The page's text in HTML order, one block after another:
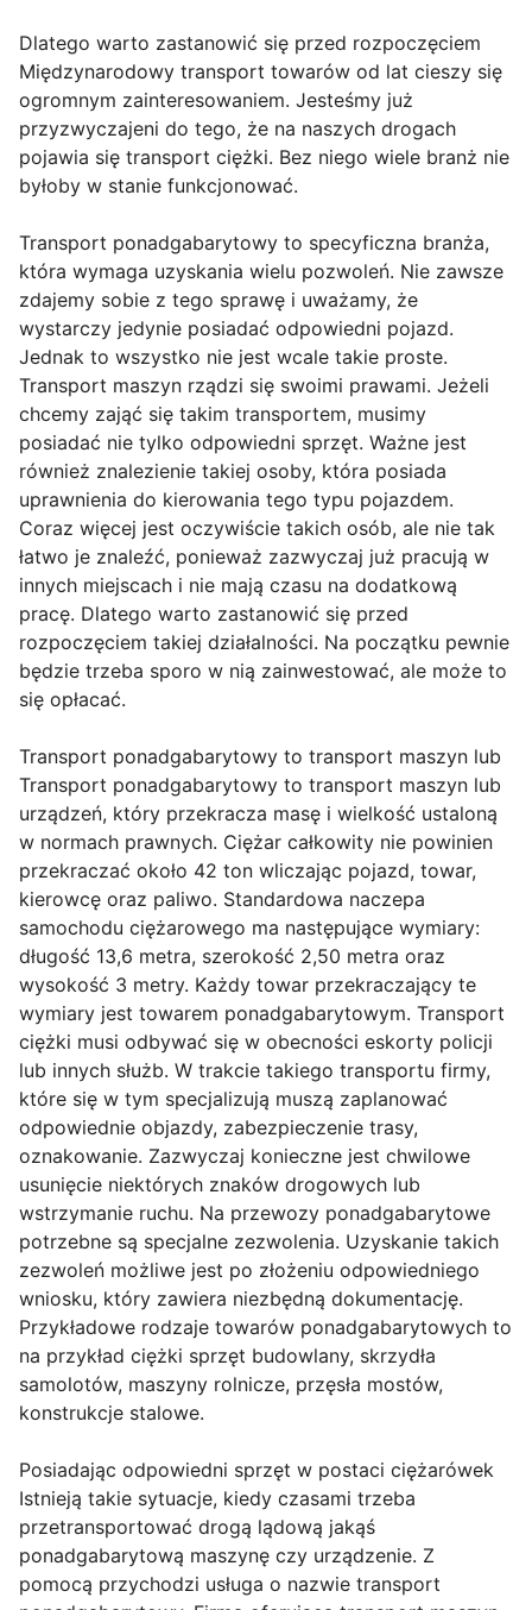
Dlatego warto zastanowić się przed rozpoczęciem
Międzynarodowy transport towarów od lat cieszy się
ogromnym zainteresowaniem. Jesteśmy już
przyzwyczajeni do tego, że na naszych drogach
pojawia się transport ciężki. Bez niego wiele branż nie
byłoby w stanie funkcjonować.
Transport ponadgabarytowy to specyficzna branża,
która wymaga uzyskania wielu pozwoleń. Nie zawsze
zdajemy sobie z tego sprawę i uważamy, że
wystarczy jedynie posiadać odpowiedni pojazd.
Jednak to wszystko nie jest wcale takie proste.
Transport maszyn rządzi się swoimi prawami. Jeżeli
chcemy zająć się takim transportem, musimy
posiadać nie tylko odpowiedni sprzęt. Ważne jest
również znalezienie takiej osoby, która posiada
uprawnienia do kierowania tego typu pojazdem.
Coraz więcej jest oczywiście takich osób, ale nie tak
łatwo je znaleźć, ponieważ zazwyczaj już pracują w
innych miejscach i nie mają czasu na dodatkową
pracę. Dlatego warto zastanowić się przed
rozpoczęciem takiej działalności. Na początku pewnie
będzie trzeba sporo w nią zainwestować, ale może to
się opłacać.
Transport ponadgabarytowy to transport maszyn lub
Transport ponadgabarytowy to transport maszyn lub
urządzeń, który przekracza masę i wielkość ustaloną
w normach prawnych. Ciężar całkowity nie powinien
przekraczać około 42 ton wliczając pojazd, towar,
kierowcę oraz paliwo. Standardowa naczepa
samochodu ciężarowego ma następujące wymiary:
długość 13,6 metra, szerokość 2,50 metra oraz
wysokość 3 metry. Każdy towar przekraczający te
wymiary jest towarem ponadgabarytowym. Transport
ciężki musi odbywać się w obecności eskorty policji
lub innych służb. W trakcie takiego transportu firmy,
które się w tym specjalizują muszą zaplanować
odpowiednie objazdy, zabezpieczenie trasy,
oznakowanie. Zazwyczaj konieczne jest chwilowe
usunięcie niektórych znaków drogowych lub
wstrzymanie ruchu. Na przewozy ponadgabarytowe
potrzebne są specjalne zezwolenia. Uzyskanie takich
zezwoleń możliwe jest po złożeniu odpowiedniego
wniosku, który zawiera niezbędną dokumentację.
Przykładowe rodzaje towarów ponadgabarytowych to
na przykład ciężki sprzęt budowlany, skrzydła
samolotów, maszyny rolnicze, przęsła mostów,
konstrukcje stalowe.
Posiadając odpowiedni sprzęt w postaci ciężarówek
Istnieją takie sytuacje, kiedy czasami trzeba
przetransportować drogą lądową jakąś
ponadgabarytową maszynę czy urządzenie. Z
pomocą przychodzi usługa o nazwie transport